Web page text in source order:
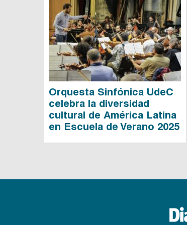
Orquesta Sinfónica UdeC
celebra la diversidad
cultural de América Latina
en Escuela de Verano 2025